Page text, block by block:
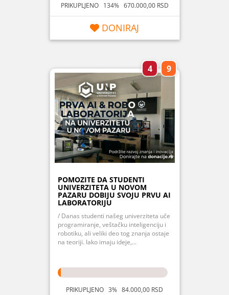
PRIKUPLJENO 134% 670.000,00 RSD
DONIRAJ
4 9
POMOZITE DA STUDENTI
UNIVERZITETA U NOVOM
PAZARU DOBIJU SVOJU PRVU AI
LABORATORIJU
/ Danas studenti našeg univerziteta uče
programiranje, veštačku inteligenciju i
robotiku, ali veliki deo tog znanja ostaje
na teoriji. Iako imaju ideje,...
PRIKUPLJENO 3% 84.000,00 RSD